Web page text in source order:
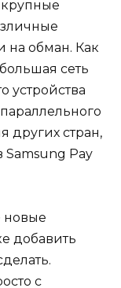
на обман. Как
сеть
устройства
других стран,
Pay
новые
добавить
с